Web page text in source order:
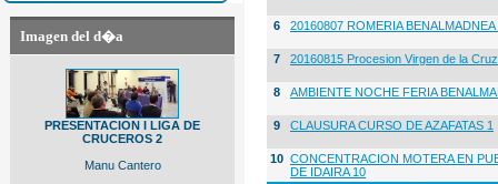
Imagen del d�a
PRESENTACION I LIGA DE
CRUCEROS 2
Manu Cantero
6 20160807 ROMERIA
7 20160815 Procesion Virgen de la
8 AMBIENTE NOCHE FERIA
9 CLAUSURA CURSO DE AZAFATAS 1
10 CONCENTRACION MOTERA EN
DE IDAIRA 10